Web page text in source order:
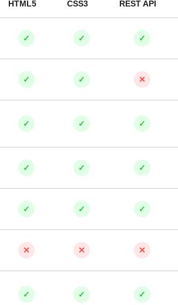
HTML5 CSS3 REST API
✓ ✓ ✓
✓ ✓ ✕
✓ ✓ ✓
✓ ✓ ✓
✓ ✓ ✓
✕ ✕ ✕
✓ ✓ ✓